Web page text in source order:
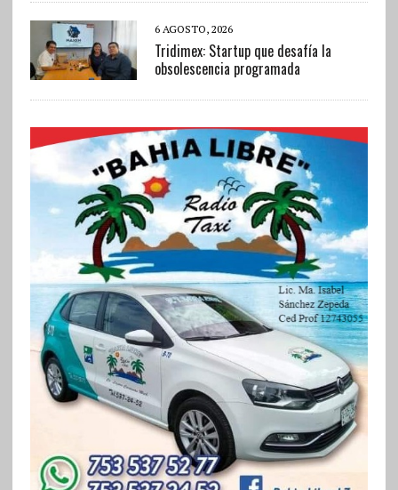
6 AGOSTO, 2026
Tridimex: Startup que desafía la
obsolescencia programada